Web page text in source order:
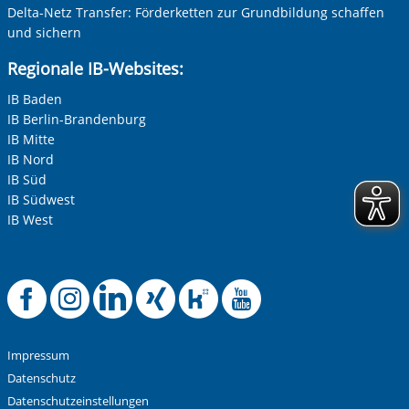
Delta-Netz Transfer: Förderketten zur Grundbildung schaffen
und sichern
Regionale IB-Websites:
IB Baden
IB Berlin-Brandenburg
IB Mitte
IB Nord
IB Süd
IB Südwest
IB West
Offizielle
Offizielle
Offizielle
Offizielle
Offizielle
Impressum
Datenschutz
Datenschutzeinstellungen